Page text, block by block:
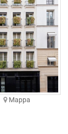
Mappa